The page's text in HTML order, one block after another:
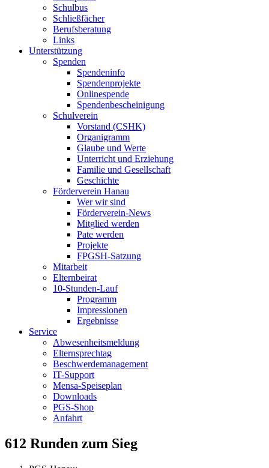
Schulbus
Schließfächer
Berufsberatung
Links
Unterstützung
Spenden
Spendeninfo
Spendenprojekte
Onlinespende
Spendenbescheinigung
Schulverein
Vorstand (CSHK)
Organigramm
Glaube und Werte
Unterricht und Erziehung
Familie und Gesellschaft
Geschichte
Förderverein Hanau
Wer wir sind
Förderverein-News
Mitglied werden
Pate werden
Projekte
FPGSH-Satzung
Mitarbeit
Elternbeirat
10-Stunden-Lauf
Programm
Impressionen
Ergebnisse
Service
Abwesenheitsmeldung
Elternsprechtag
Beschwerdemanagement
IT-Support
Mensa-Speiseplan
Downloads
PGS-Shop
Anfahrt
612 Runden zum Sieg